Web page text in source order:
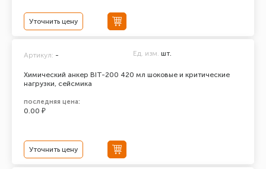
Уточнить цену
Химический анкер BIT-200 420 мл шоковые и критические
нагрузки, сейсмика
Артикул: - Ед. изм. шт.
последняя цена:
0.00 ₽
Уточнить цену